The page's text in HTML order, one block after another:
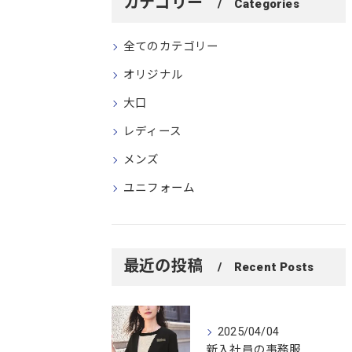
カテゴリー Categories
全てのカテゴリー
オリジナル
大口
レディース
メンズ
ユニフォーム
最近の投稿 Recent Posts
2025/04/04